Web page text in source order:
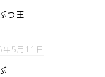
つ王
5月11日